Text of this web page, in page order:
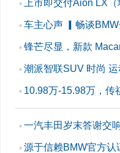
▪ 上市即交付Aion LX
▪ 车主心声 ▎畅谈BMW
▪ 锋芒尽显，新款
▪ 潮派智联SUV 时尚
▪ 10.98万-15.98万，传
▪ 一汽丰田岁末答谢交
▪ 源于信赖BMW官方认